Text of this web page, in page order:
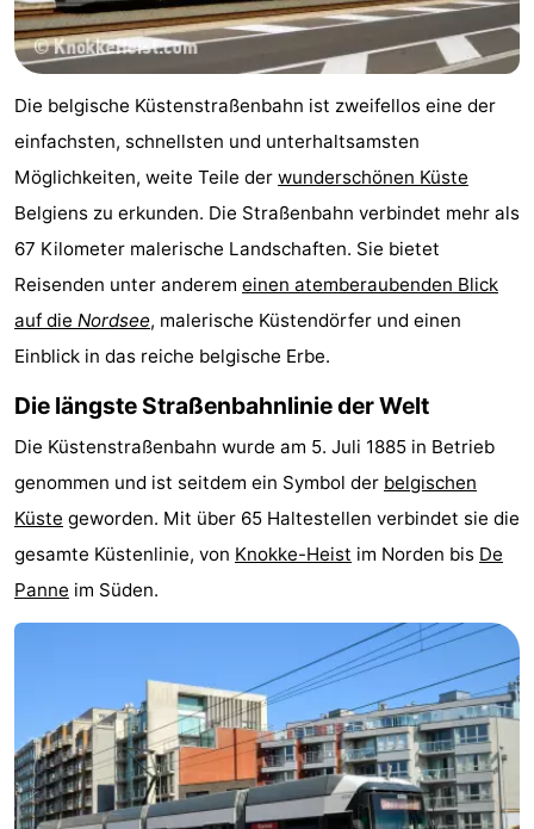
Suites
Residentie
Garden
-
Blankenberge
Ferienhäuser
Beachside
-
Duinen
Center
Parcs
Haan
Hotels
Zimmer
Frühstück)
Strand
&
-
Denkmäler
Aussichtspunkte
Attraktionen
Die belgische Küstenstraßenbahn ist zweifellos eine der
einfachsten, schnellsten und unterhaltsamsten
Möglichkeiten, weite Teile der wunderschönen Küste
Belgiens zu erkunden. Die Straßenbahn verbindet mehr als
67 Kilometer malerische Landschaften. Sie bietet
Reisenden unter anderem einen atemberaubenden Blick
auf die Nordsee, malerische Küstendörfer und einen
Einblick in das reiche belgische Erbe.
Die längste Straßenbahnlinie der Welt
Die Küstenstraßenbahn wurde am 5. Juli 1885 in Betrieb
genommen und ist seitdem ein Symbol der belgischen
Küste geworden. Mit über 65 Haltestellen verbindet sie die
gesamte Küstenlinie, von Knokke-Heist im Norden bis De
Panne im Süden.